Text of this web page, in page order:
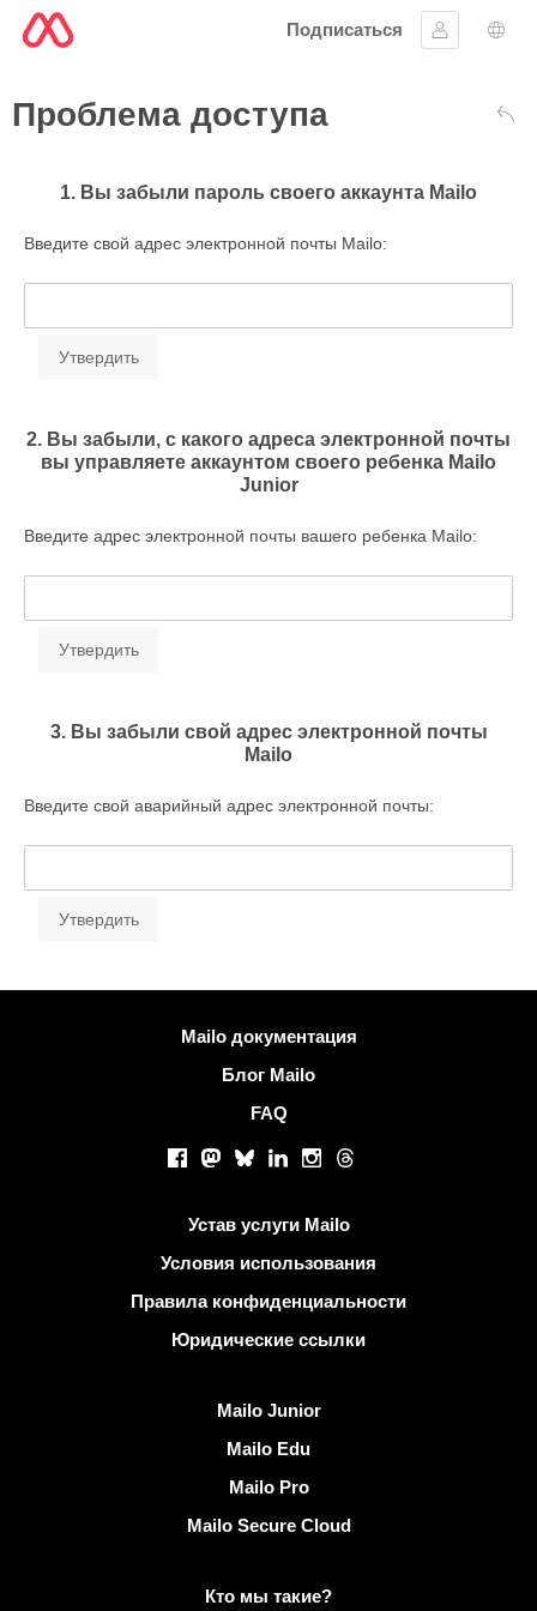
Подписаться
Войти в
Проблема доступа
1. Вы забыли пароль своего аккаунта Mailo
Введите свой адрес электронной почты Mailo:
2. Вы забыли, с какого адреса электронной почты
вы управляете аккаунтом своего ребенка Mailo
Junior
Введите адрес электронной почты вашего ребенка Mailo:
3. Вы забыли свой адрес электронной почты
Mailo
Введите свой аварийный адрес электронной почты:
Больше информацииMailo документация
Блог Mailo
FAQ
Социальные сети
Facebook
Mastodon
BlueskyLinkedInInstagram
Threads
Полезные ссылкиУстав услуги Mailo
Условия использования
Правила конфиденциальности
Юридические ссылки
Mailo Junior
Mailo Edu
Mailo Pro
Mailo Secure Cloud
Кто мы такие?